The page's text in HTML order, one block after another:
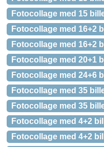
Fotocollage med 15
Fotocollage med 16+2
Fotocollage med 16+2
Fotocollage med 20+1
Fotocollage med 24+6
Fotocollage med 35
Fotocollage med 35
Fotocollage med 4+2
Fotocollage med 4+2